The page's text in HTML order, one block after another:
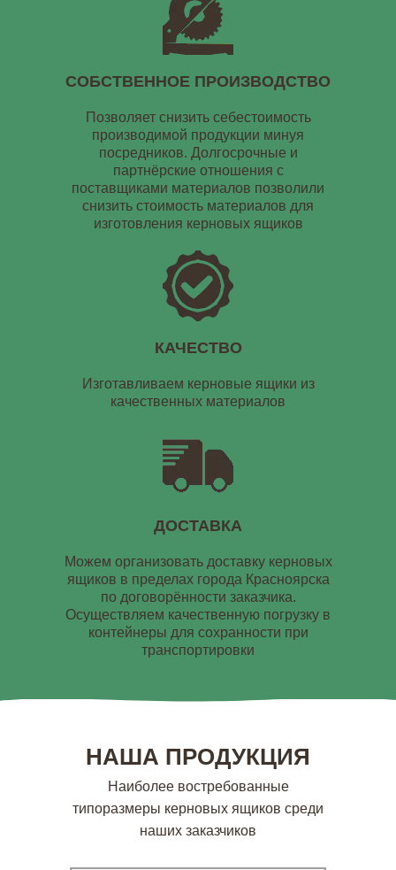
СОБСТВЕННОЕ ПРОИЗВОДСТВО
Позволяет снизить себестоимость
производимой продукции минуя
посредников. Долгосрочные и
партнёрские отношения с
поставщиками материалов позволили
снизить стоимость материалов для
изготовления керновых ящиков
КАЧЕСТВО
Изготавливаем керновые ящики из
качественных материалов
ДОСТАВКА
Можем организовать доставку керновых
ящиков в пределах города Красноярска
по договорённости заказчика.
Осуществляем качественную погрузку в
контейнеры для сохранности при
транспортировки
НАША ПРОДУКЦИЯ
Наиболее востребованные
типоразмеры керновых ящиков среди
наших заказчиков